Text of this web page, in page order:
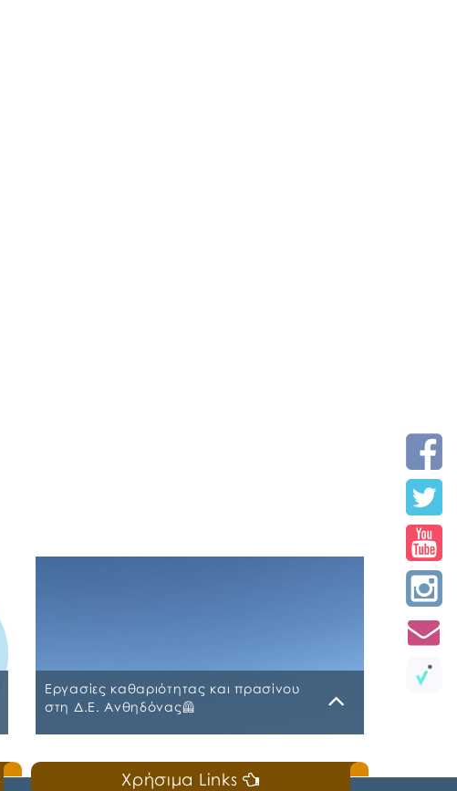
Εργασίες καθαριότητας και πρασίνου
στη Δ.Ε. Ανθηδόνας🦺
Συνεχείς είναι οι εργασίες, από τα συνεργεία
Χρήσιμα Links